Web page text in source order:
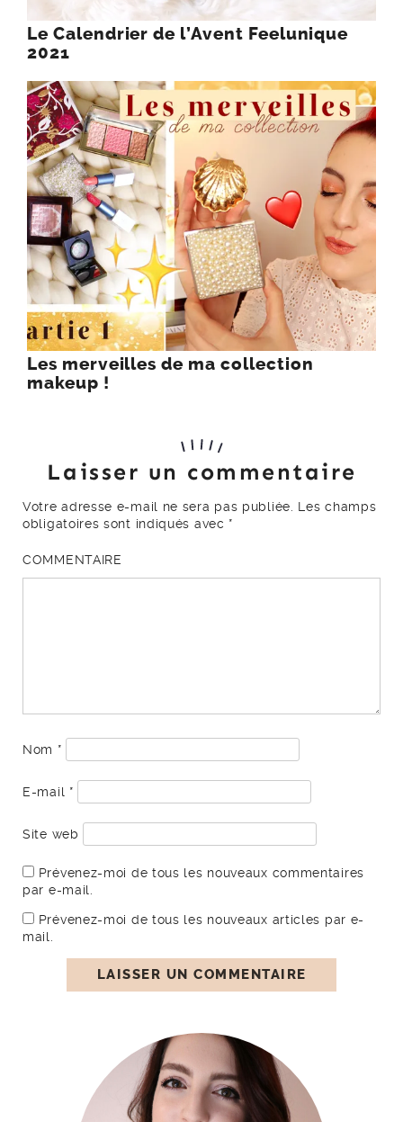
Le Calendrier de l’Avent Feelunique
2021
Les merveilles de ma collection
makeup !
Laisser un commentaire
Votre adresse e-mail ne sera pas publiée.
Les champs
obligatoires sont indiqués avec *
COMMENTAIRE
Nom *
E-mail *
Site web
Prévenez-moi de tous les nouveaux commentaires
par e-mail.
Prévenez-moi de tous les nouveaux articles par e-
mail.